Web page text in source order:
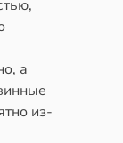
а
из-